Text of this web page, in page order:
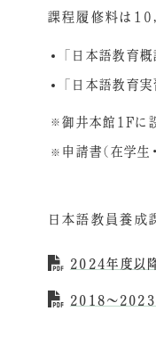
課程履修料は10
「日本語教育
「日本語教育
御井本館1Fに
申請書（在学
日本語教員養成
2024年度以
2018〜2023